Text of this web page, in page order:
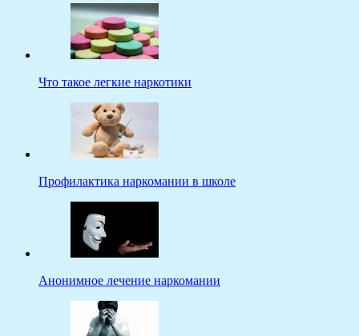
Что такое легкие наркотики
Профилактика наркомании в школе
Анонимное лечение наркомании